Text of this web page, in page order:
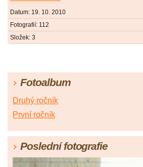
Datum: 19. 10. 2010
Fotografií: 112
Složek: 3
Fotoalbum
Druhý ročník
První ročník
Poslední fotografie